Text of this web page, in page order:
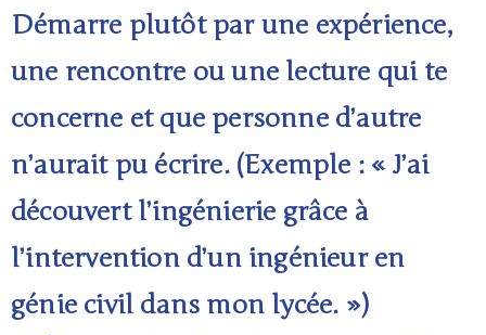
Démarre plutôt par une expérience,
une rencontre ou une lecture qui te
concerne et que personne d’autre
n’aurait pu écrire. (Exemple : « J’ai
découvert l’ingénierie grâce à
l’intervention d’un ingénieur en
génie civil dans mon lycée. »)